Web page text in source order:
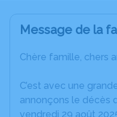
Message de la
Chère famille, chers
C’est avec une
annonçons le décès
vendredi 29 août